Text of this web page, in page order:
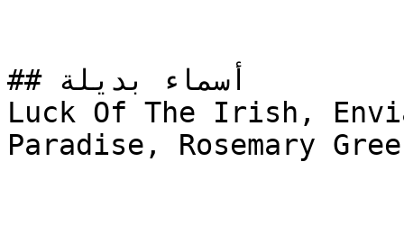
## أسماء بديلة
Luck Of The Irish,
Paradise, Rosemary